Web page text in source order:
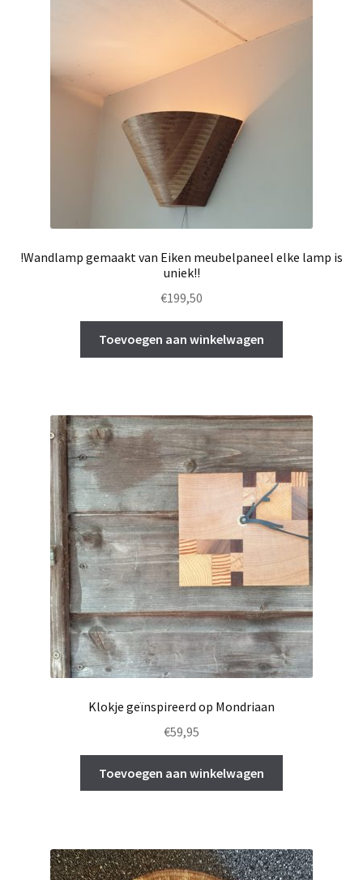
!Wandlamp gemaakt van Eiken meubelpaneel elke lamp is
uniek!!
€199,50
Toevoegen aan winkelwagen
Klokje geïnspireerd op Mondriaan
€59,95
Toevoegen aan winkelwagen